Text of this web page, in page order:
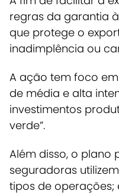
regras da garantia
que protege o
inadimplência ou
A ação tem foco
de média e alta
investimentos
verde”.
Além disso, o plano
seguradoras
tipos de